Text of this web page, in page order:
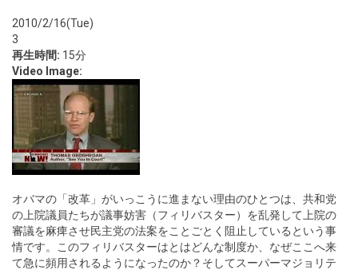
2010/2/16(Tue)
3
再生時間: 15分
Video Image:
オバマの「改革」がいっこうに進まない理由のひとつは、共和党
の上院議員たちが議事妨害（フィリバスター）を乱発して上院の
審議を麻痺させ民主党の法案をことごとく阻止しているという事
情です。このフィリバスターはとはどんな制度か、なぜここへ来
て急に頻用されるようになったのか？そしてスーパーマジョリテ